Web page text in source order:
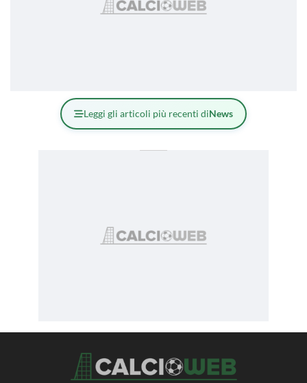
Leggi gli articoli più recenti diNews